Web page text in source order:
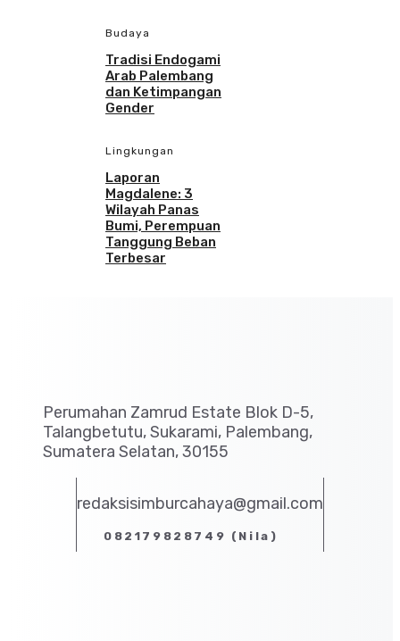
Budaya
Tradisi Endogami
Arab Palembang
dan Ketimpangan
Gender
Lingkungan
Laporan
Magdalene: 3
Wilayah Panas
Bumi, Perempuan
Tanggung Beban
Terbesar
Perumahan Zamrud Estate Blok D-5,
Talangbetutu, Sukarami, Palembang,
Sumatera Selatan, 30155
redaksisimburcahaya@gmail.com
082179828749 (Nila)